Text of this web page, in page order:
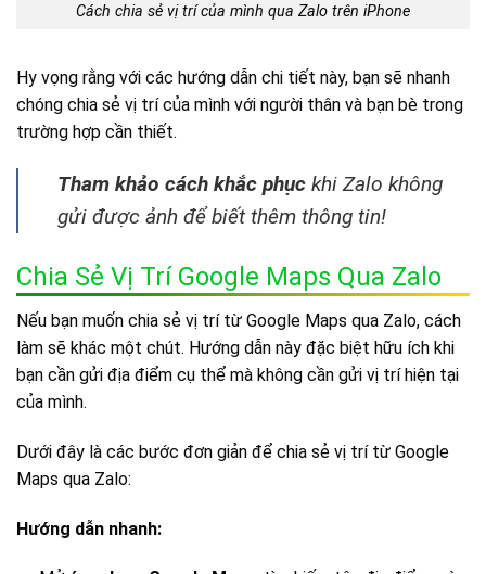
Cách chia sẻ vị trí của mình qua Zalo trên iPhone
Hy vọng rằng với các hướng dẫn chi tiết này, bạn sẽ nhanh
chóng chia sẻ vị trí của mình với người thân và bạn bè trong
trường hợp cần thiết.
Tham khảo cách khắc phục khi Zalo không
gửi được ảnh để biết thêm thông tin!
Chia Sẻ Vị Trí Google Maps Qua Zalo
Nếu bạn muốn chia sẻ vị trí từ Google Maps qua Zalo, cách
làm sẽ khác một chút. Hướng dẫn này đặc biệt hữu ích khi
bạn cần gửi địa điểm cụ thể mà không cần gửi vị trí hiện tại
của mình.
Dưới đây là các bước đơn giản để chia sẻ vị trí từ Google
Maps qua Zalo:
Hướng dẫn nhanh: